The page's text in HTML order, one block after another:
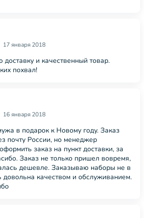
17 января 2018
и качественный товар.
похвал!
16 января 2018
в подарок к Новому году. Заказ
почту России, но менеджер
заказ на пункт доставки, за
Заказ не только пришел вовремя,
дешевле. Заказываю наборы не в
довольна качеством и обслуживанием.